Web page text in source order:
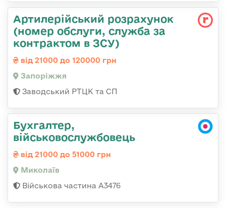
Артилерійський розрахунок
(номер обслуги, служба за
контрактом в ЗСУ)
від 21000 до 120000 грн
Запоріжжя
Заводський РТЦК та СП
Бухгалтер,
військовослужбовець
від 21000 до 51000 грн
Миколаїв
Військова частина А3476